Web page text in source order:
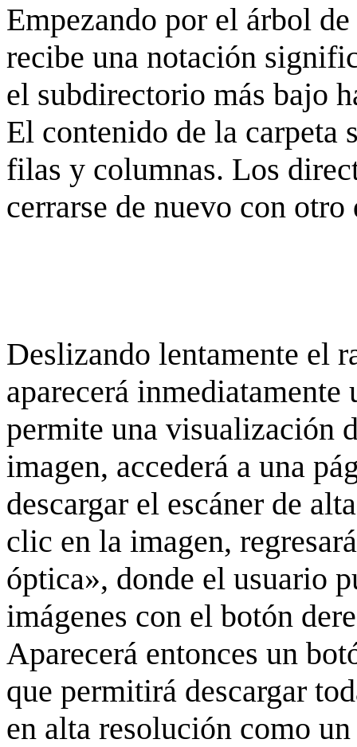
Empezando por el árbol
recibe una notación
el subdirectorio más bajo
El contenido de la carpeta
filas y columnas. Los
cerrarse de nuevo con
Deslizando lentamente el
aparecerá
permite una visualización
imagen, accederá a una
descargar el escáner de
clic en la imagen,
óptica», donde el usuario
imágenes con el botón
Aparecerá entonces un
que permitirá descargar
en alta resolución como